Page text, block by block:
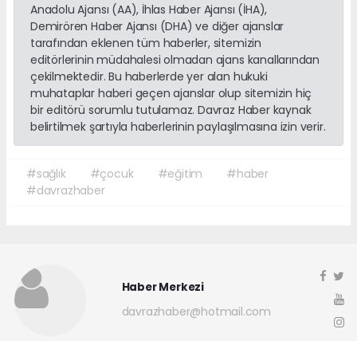
Anadolu Ajansı (AA), İhlas Haber Ajansı (İHA),
Demirören Haber Ajansı (DHA) ve diğer ajanslar
tarafından eklenen tüm haberler, sitemizin
editörlerinin müdahalesi olmadan ajans kanallarından
çekilmektedir. Bu haberlerde yer alan hukuki
muhataplar haberi geçen ajanslar olup sitemizin hiç
bir editörü sorumlu tutulamaz. Davraz Haber kaynak
belirtilmek şartıyla haberlerinin paylaşılmasına izin verir.
#sağlık #çocuk #eğitim
#haber
#davrazhaber
Haber Merkezi
davrazhaber@hotmail.com